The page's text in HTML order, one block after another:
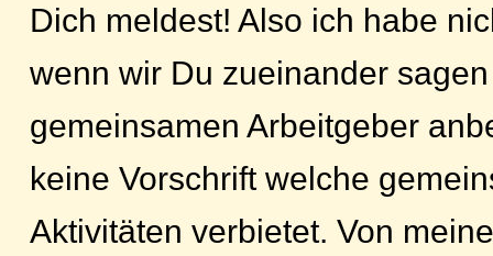
Dich meldest! Also ich habe
wenn wir Du zueinander
gemeinsamen Arbeitgeber
keine Vorschrift welche
Aktivitäten verbietet. Von